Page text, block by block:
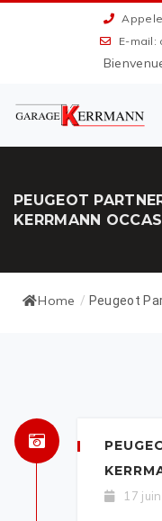
E-mail:
PEUGEOT
KERRMANN
Home / Peugeot
17